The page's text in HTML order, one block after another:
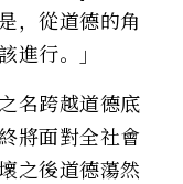
，從道德的角
進行。」
名跨越道德底
將面對全社會
之後道德蕩然